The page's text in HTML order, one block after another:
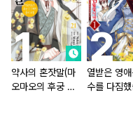
약사의 혼잣말(마
오마오의 후궁 수
열받은 영
수를 다짐했